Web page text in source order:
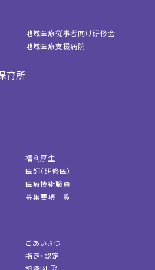
地域医療従事者向け研修会
地域医療支援病院
育所
福利厚生
医師（研修医）
医療技術職員
募集要項一覧
ごあいさつ
指定・認定